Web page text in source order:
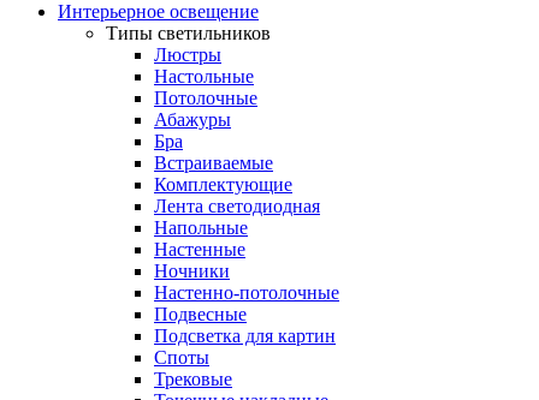
Интерьерное освещение
Типы светильников
Люстры
Настольные
Потолочные
Абажуры
Бра
Встраиваемые
Комплектующие
Лента светодиодная
Напольные
Настенные
Ночники
Настенно-потолочные
Подвесные
Подсветка для картин
Споты
Трековые